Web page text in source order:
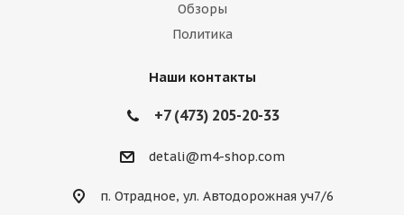
Обзоры
Политика
Наши контакты
+7 (473) 205-20-33
detali@m4-shop.com
п. Отрадное, ул. Автодорожная уч7/6